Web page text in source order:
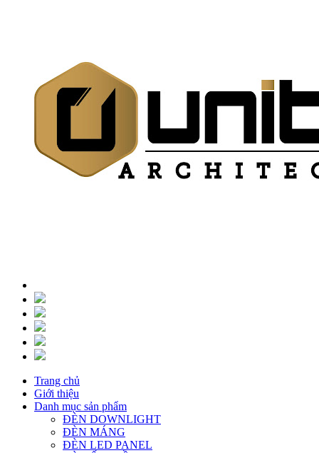
Trang chủ
Giới thiệu
Danh mục sản phẩm
ĐÈN DOWNLIGHT
ĐÈN MÁNG
ĐÈN LED PANEL